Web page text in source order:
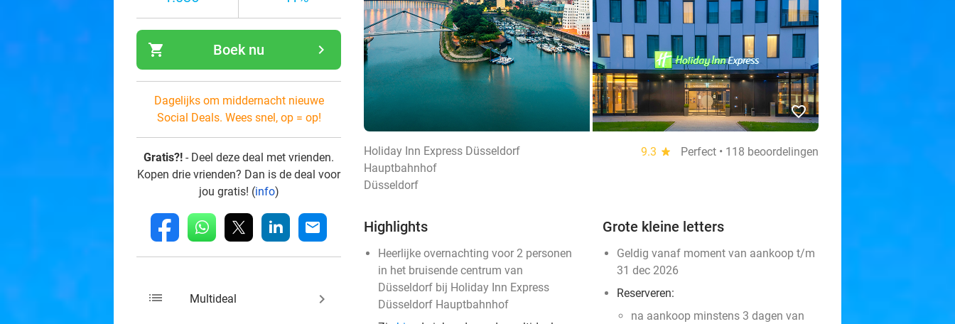
shopping_cart navigate_next
Boek nu
Dagelijks om middernacht nieuwe
Social Deals. Wees snel, op = op!
Gratis?! - Deel deze deal met vrienden.
Kopen drie vrienden? Dan is de deal voor
jou gratis! (info)
fb whatsapp linkedin mail
list Multideal keyboard_arrow_right
favorite_border
Holiday Inn Express Düsseldorf
Hauptbahnhof
9.3 star Perfect • 118 beoordelingen
Düsseldorf
Highlights
Heerlijke overnachting voor 2 personen
in het bruisende centrum van
Düsseldorf bij Holiday Inn Express
Düsseldorf Hauptbahnhof
Grote kleine letters
Geldig vanaf moment van aankoop t/m
31 dec 2026
Reserveren:
na aankoop minstens 3 dagen van